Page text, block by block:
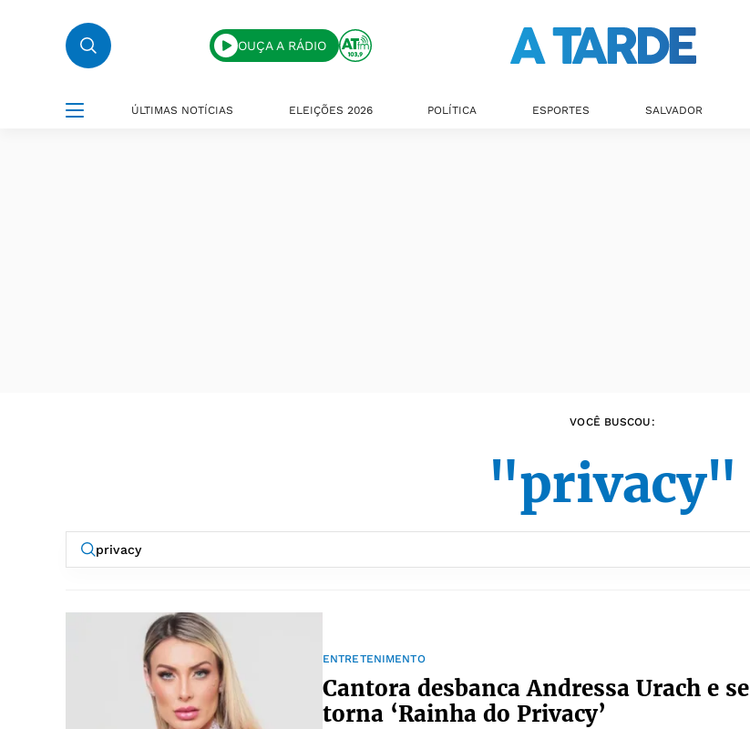
OUÇA A RÁDIO
ÚLTIMAS NOTÍCIAS ELEIÇÕES 2026 POLÍTICA ESPORTES SALVADOR
VOCÊ BUSCOU:
"privacy"
ENTRETENIMENTO
Cantora desbanca Andressa Urach e se
torna ‘Rainha do Privacy’